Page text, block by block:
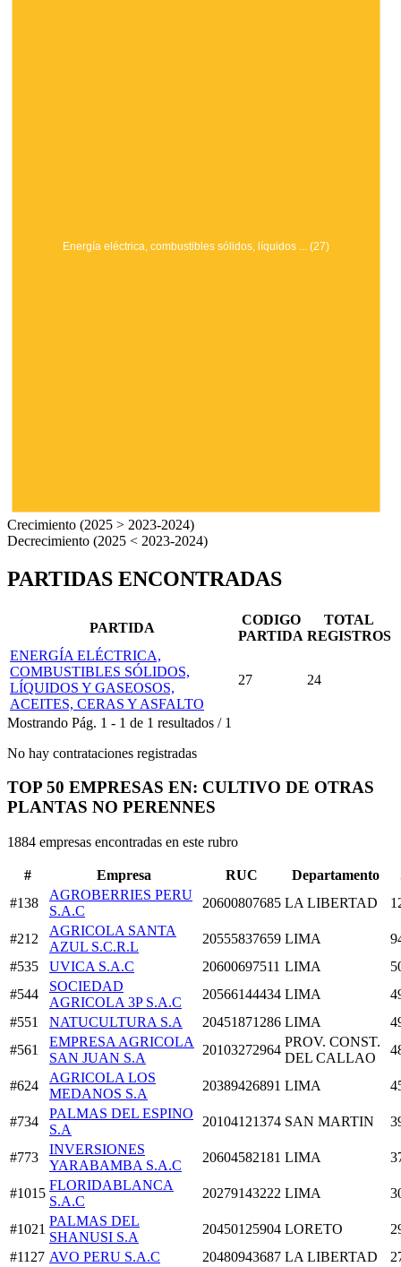
Energía eléctrica, combustibles sólidos, líquidos ... (27)
Crecimiento (2025 > 2023-2024)
Decrecimiento (2025 < 2023-2024)
PARTIDAS ENCONTRADAS
PARTIDA
CODIGO
PARTIDA
TOTAL
REGISTROS
ENERGÍA ELÉCTRICA,
COMBUSTIBLES SÓLIDOS,
LÍQUIDOS Y GASEOSOS,
ACEITES, CERAS Y ASFALTO
27 24
Mostrando Pág. 1 - 1 de 1 resultados / 1
No hay contrataciones registradas
TOP 50 EMPRESAS EN: CULTIVO DE OTRAS
PLANTAS NO PERENNES
1884 empresas encontradas en este rubro
# Empresa RUC Departamento
#138
AGROBERRIES PERU
S.A.C
20600807685 LA LIBERTAD
#212
AGRICOLA SANTA
AZUL S.C.R.L
20555837659 LIMA
#535
UVICA S.A.C 20600697511 LIMA
#544
SOCIEDAD
AGRICOLA 3P S.A.C
20566144434 LIMA
#551
NATUCULTURA S.A 20451871286 LIMA
#561
EMPRESA AGRICOLA
SAN JUAN S.A
20103272964
PROV. CONST.
DEL CALLAO
#624
AGRICOLA LOS
MEDANOS S.A
20389426891 LIMA
#734
PALMAS DEL ESPINO
S.A
20104121374 SAN MARTIN
#773
INVERSIONES
YARABAMBA S.A.C
20604582181 LIMA
#1015
FLORIDABLANCA
S.A.C
20279143222 LIMA
#1021
PALMAS DEL
SHANUSI S.A
20450125904 LORETO
#1127 AVO PERU S.A.C 20480943687 LA LIBERTAD